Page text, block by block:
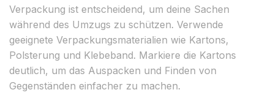
Verpackung ist entscheidend, um deine Sachen
während des Umzugs zu schützen. Verwende
geeignete Verpackungsmaterialien wie Kartons,
Polsterung und Klebeband. Markiere die Kartons
deutlich, um das Auspacken und Finden von
Gegenständen einfacher zu machen.